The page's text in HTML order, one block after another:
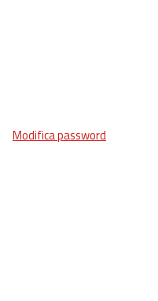
Modifica password